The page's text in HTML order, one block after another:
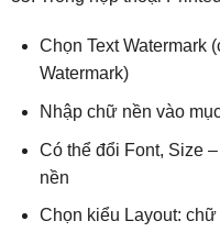
Chọn Text Watermark
Watermark)
Nhập chữ nền vào
Có thể đổi Font, Size
nền
Chọn kiểu Layout: